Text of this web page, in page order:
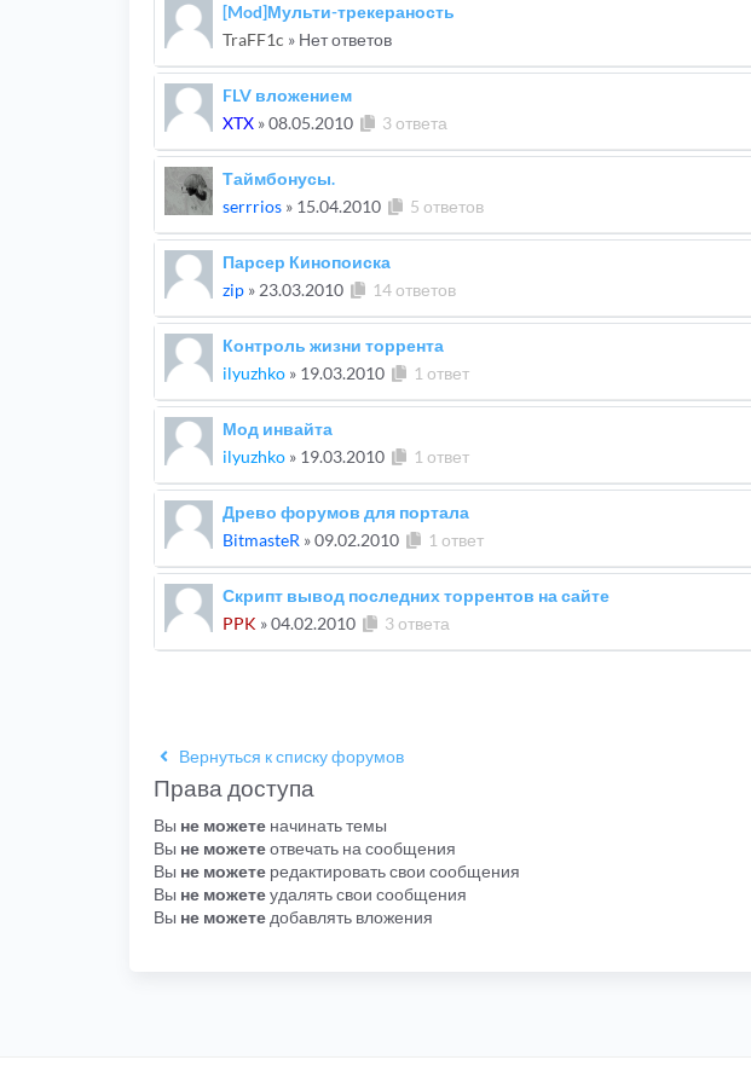
[Mod]Мульти-трекераность
TraFF1c » Нет ответов
FLV вложением
XTX »08.05.2010 3 ответа
Таймбонусы.
serrrios » 15.04.2010 5 ответов
Парсер Кинопоиска
zip » 23.03.2010 14 ответов
Контроль жизни торрента
ilyuzhko » 19.03.2010 1 ответ
Мод инвайта
ilyuzhko » 19.03.2010 1 ответ
Древо форумов для портала
BitmasteR »09.02.2010 1 ответ
Скрипт вывод последних торрентов на сайте
PPK »04.02.2010 3 ответа
Вернуться к списку форумов
Права доступа
Вы не можете начинать темы
Вы не можетеотвечать на сообщения
Вы не можете редактировать свои сообщения
Вы не можетеудалять свои сообщения
Вы не можете добавлять вложения